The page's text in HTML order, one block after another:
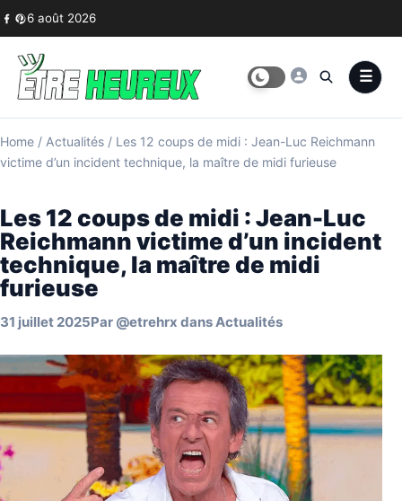
Skip to content
6 août 2026
Home / Actualités / Les 12 coups de midi : Jean-Luc Reichmann
victime d’un incident technique, la maître de midi furieuse
Les 12 coups de midi : Jean-Luc
Reichmann victime d’un incident
technique, la maître de midi
furieuse
31 juillet 2025Par @etrehrx dansActualités